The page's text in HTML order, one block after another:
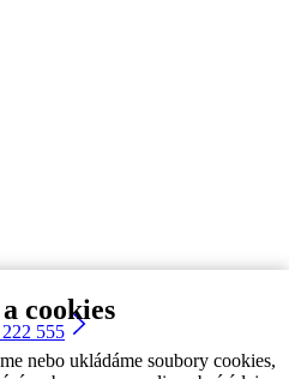
cookies
nebo ukládáme soubory cookies,
555